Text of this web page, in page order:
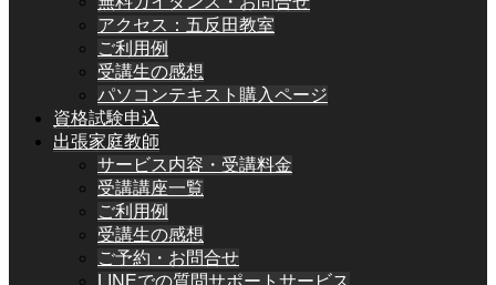
アクセス：五反田教室
ご利用例
受講生の感想
パソコンテキスト購入ページ
資格試験申込
出張家庭教師
サービス内容・受講料金
受講講座一覧
ご利用例
受講生の感想
ご予約・お問合せ
LINEでの質問サポートサービス